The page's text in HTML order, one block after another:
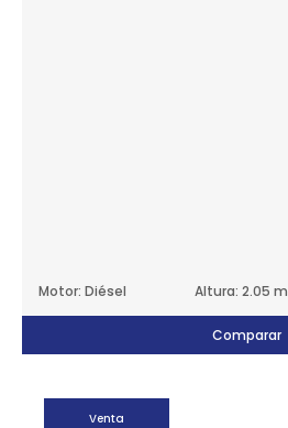
Motor: Diésel Altura: 2.05 m
Comparar
Venta